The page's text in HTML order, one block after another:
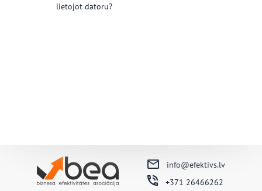
lietojot datoru?
info@efektivs.lv
+371 26466262